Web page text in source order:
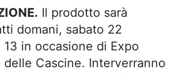
Il prodotto sarà
domani, sabato 22
in occasione di Expo
delle Cascine. Interverranno